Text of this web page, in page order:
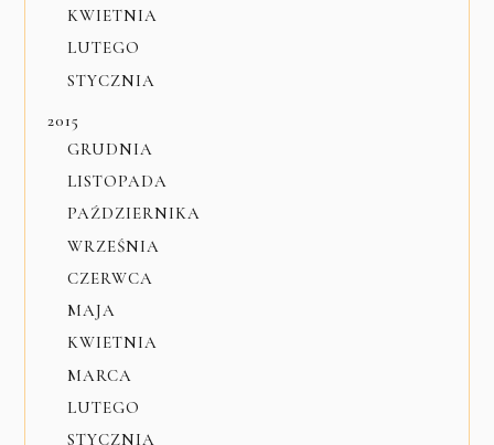
KWIETNIA
LUTEGO
STYCZNIA
2015
GRUDNIA
LISTOPADA
PAŹDZIERNIKA
WRZEŚNIA
CZERWCA
MAJA
KWIETNIA
MARCA
LUTEGO
STYCZNIA